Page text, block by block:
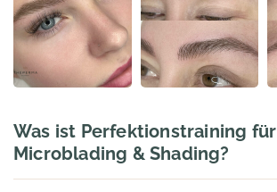
Was ist Perfektionstraining für
Microblading & Shading?